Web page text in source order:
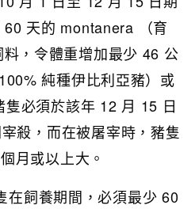
天的 montanera （育
，令體重增加最少 46 公
純種伊比利亞豬）或
必須於該年 12 月 15 日
殺，而在被屠宰時，豬隻
月或以上大。
在飼養期間，必須最少 60